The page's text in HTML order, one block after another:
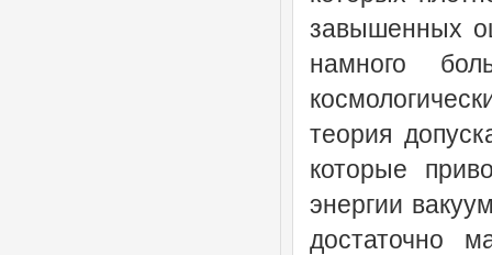
завышенных
намного
теория
которые
энергии
достаточно